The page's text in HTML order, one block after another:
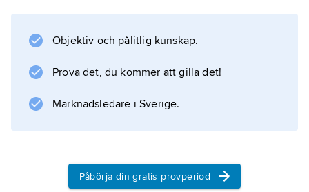
,
och
Får jag lämna några blommor
. Nils Ferlin levde länge fattigt, och hans dikter
Objektiv och pålitlig kunskap.
Prova det, du kommer att gilla det!
Marknadsledare i Sverige.
Påbörja din gratis provperiod